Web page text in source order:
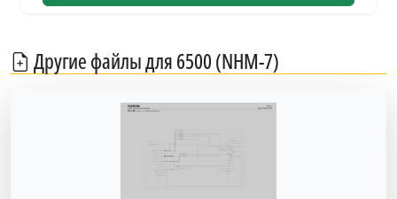
Другие файлы для 6500 (NHM-7)